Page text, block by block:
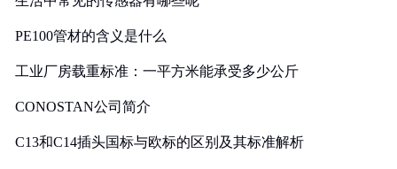
PE100管材的含义是什么
工业厂房载重标准：一平方米能承受多少公斤
CONOSTAN公司简介
C13和C14插头国标与欧标的区别及其标准解析